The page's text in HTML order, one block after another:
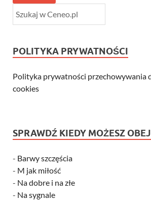
POLITYKA PRYWATNOŚCI
Polityka prywatności przechowywania
cookies
SPRAWDŹ KIEDY MOŻESZ
- Barwy szczęścia
- M jak miłość
- Na dobre i na złe
- Na sygnale